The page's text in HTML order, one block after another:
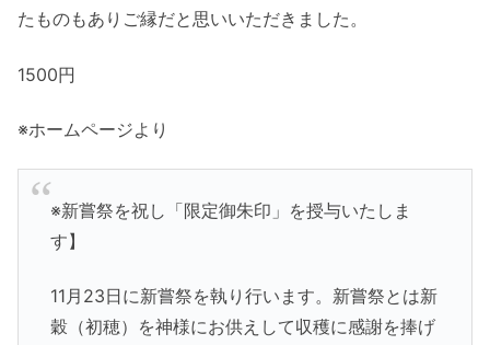
たものもありご縁だと思いいただきました。
1500円
※ホームページより
※新嘗祭を祝し「限定御朱印」を授与いたしま
す】
11月23日に新嘗祭を執り行います。新嘗祭とは新
穀（初穂） を神様にお供えして収穫に感謝を捧げ